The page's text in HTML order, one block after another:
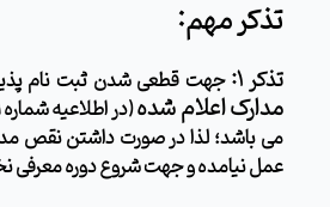
تذکر مهم:
تذکر 1: جهت قطعی شدن ثبت نام
مدارک اعلام شده(در اطلاعیه شماره 1 )
می باشد؛ لذا در صورت داشتن نقص
عمل نیامده و جهت شروع دوره معرفی